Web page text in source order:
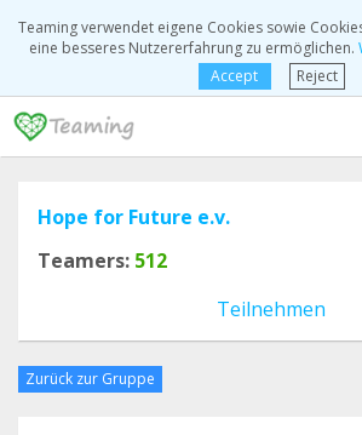
Teaming verwendet eigene Cookies sowie
eine besseres Nutzererfahrung zu ermöglichen.
Accept
Reject
Hope for Future e.v.
Teamers: 512
Teilnehmen
Zurück zur Gruppe